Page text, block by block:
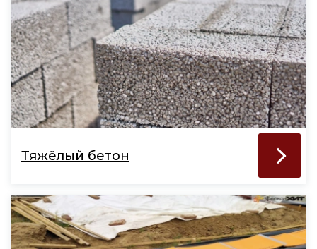
Тяжёлый бетон